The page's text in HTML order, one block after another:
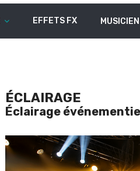
EFFETS FX MUSICIEN
ÉCLAIRAGE
Éclairage